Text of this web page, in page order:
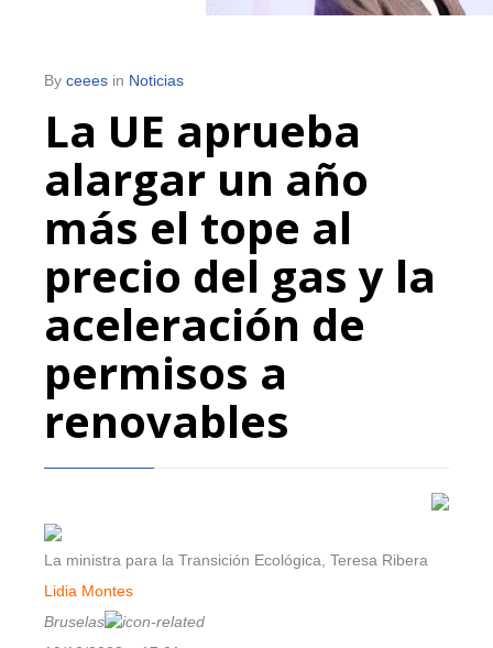
By ceees in Noticias
La UE aprueba
alargar un año
más el tope al
precio del gas y la
aceleración de
permisos a
renovables
La ministra para la Transición Ecológica, Teresa Ribera
Lidia Montes
Bruselas